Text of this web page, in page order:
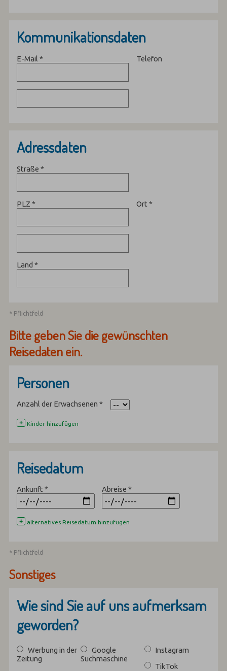
Kommunikationsdaten
E-Mail* Telefon
Adressdaten
Straße*
PLZ* Ort *
Land*
* Pflichtfeld
Bitte geben Sie die gewünschten
Reisedaten ein.
Personen
Anzahl der Erwachsenen*
+ Kinder hinzufügen
Reisedatum
Ankunft* Abreise*
+ alternatives Reisedatum hinzufügen
* Pflichtfeld
Sonstiges
Wie sind Sie auf uns aufmerksam
geworden?
Werbung in der
Zeitung
Google
Suchmaschine
Instagram
TikTok